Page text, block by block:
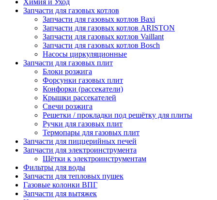
Химия и Уход
Запчасти для газовых котлов
Запчасти для газовых котлов Baxi
Запчасти для газовых котлов ARISTON
Запчасти для газовых котлов Vaillant
Запчасти для газовых котлов Bosch
Насосы циркуляционные
Запчасти для газовых плит
Блоки розжига
Форсунки газовых плит
Конфорки (рассекатели)
Крышки рассекателей
Свечи розжига
Решетки / прокладки под решётку для плиты
Ручки для газовых плит
Термопары для газовых плит
Запчасти для пиццерийных печей
Запчасти для электроинструмента
Щётки к электроинструментам
Фильтры для воды
Запчасти для тепловых пушек
Газовые колонки ВПГ
Запчасти для вытяжек